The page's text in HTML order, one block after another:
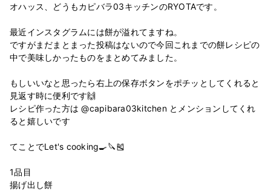
オハッス、どうもカピバラ03キッチンのRYOTAです。
最近インスタグラムには餅が溢れてますね。
ですがまだまとまった投稿はないので今回これまでの餅レシピの
中で美味しかったものをまとめてみました。
もしいいなと思ったら右上の保存ボタンをポチッとしてくれると
見返す時に便利です🙌
レシピ作った方は @capibara03kitchen とメンションしてくれ
ると嬉しいです
てことでLet's cooking🍳🔪🎽
1品目
揚げ出し餅